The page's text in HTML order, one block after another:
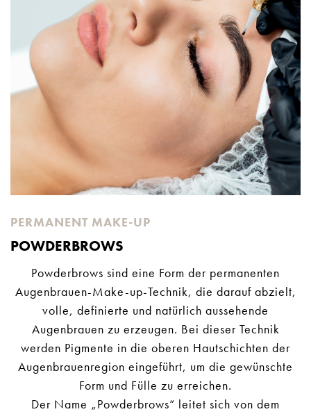
PERMANENT MAKE-UP
POWDERBROWS
Powderbrows sind eine Form der permanenten
Augenbrauen-Make-up-Technik, die darauf abzielt,
volle, definierte und natürlich aussehende
Augenbrauen zu erzeugen. Bei dieser Technik
werden Pigmente in die oberen Hautschichten der
Augenbrauenregion eingeführt, um die gewünschte
Form und Fülle zu erreichen.
Der Name „Powderbrows“ leitet sich von dem